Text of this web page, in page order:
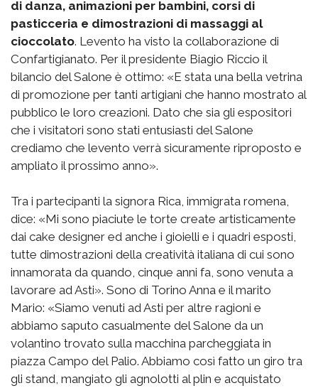
di danza, animazioni per bambini, corsi di
pasticceria e dimostrazioni di massaggi al
cioccolato. Levento ha visto la collaborazione di
Confartigianato. Per il presidente Biagio Riccio il
bilancio del Salone è ottimo: «E stata una bella vetrina
di promozione per tanti artigiani che hanno mostrato al
pubblico le loro creazioni. Dato che sia gli espositori
che i visitatori sono stati entusiasti del Salone
crediamo che levento verrà sicuramente riproposto e
ampliato il prossimo anno».
Tra i partecipanti la signora Rica, immigrata romena,
dice: «Mi sono piaciute le torte create artisticamente
dai cake designer ed anche i gioielli e i quadri esposti,
tutte dimostrazioni della creatività italiana di cui sono
innamorata da quando, cinque anni fa, sono venuta a
lavorare ad Asti». Sono di Torino Anna e il marito
Mario: «Siamo venuti ad Asti per altre ragioni e
abbiamo saputo casualmente del Salone da un
volantino trovato sulla macchina parcheggiata in
piazza Campo del Palio. Abbiamo così fatto un giro tra
gli stand, mangiato gli agnolotti al plin e acquistato